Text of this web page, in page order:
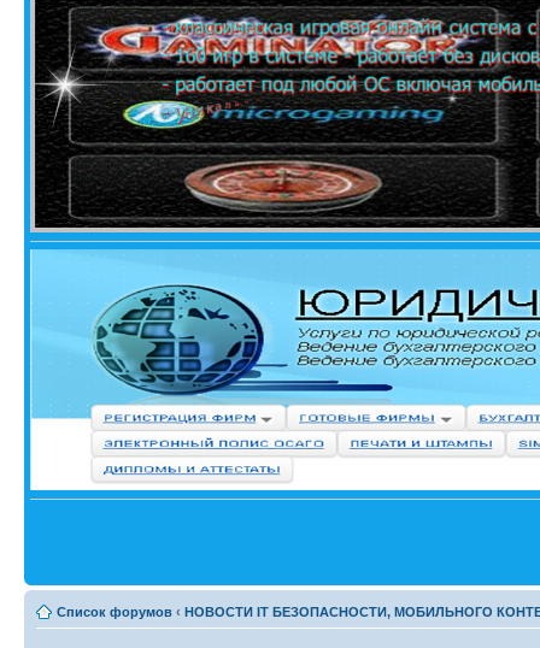
Список форумов ‹ НОВОСТИ IT БЕЗОПАСНОСТИ, МОБИЛЬНОГО